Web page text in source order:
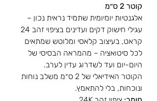
קוטר 2 ס״מ
אלגנטיות יומיומית שתמיד נראית נכון –
עגילי חישוק דקים ועדינים בציפוי זהב 24
קראט, בעיצוב קלאסי ומלוטש שמתאים
לכל סיטואציה – מהמראה הבסיסי של
היום-יום ועד לשדרוג עדין לערב.
הקוטר האידיאלי של 2 ס״מ משלב נוחות
ונוכחות, בלי להתאמץ.